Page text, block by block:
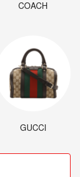
COACH
GUCCI